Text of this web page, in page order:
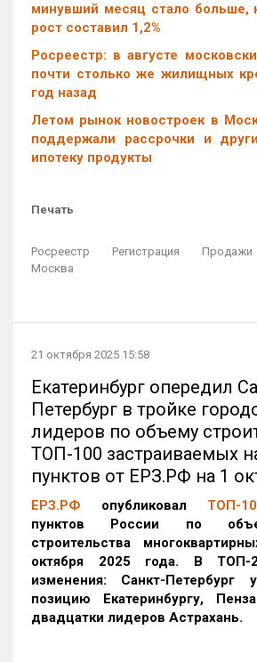
минувший месяц стало больше,
рост составил 1,2%
Росреестр: в августе
почти столько же жилищных
год назад
Летом рынок новостроек в
поддержали рассрочки и
ипотеку продукты
Печать
Росреестр Регистрация Продажи
Москва
21 октября 2025 15:58
Екатеринбург опередил
Петербург в тройке
лидеров по объему
ТОП-100 застраиваемых
пунктов от ЕРЗ.РФ на 1
ЕРЗ.РФ опубликовал ТОП-
пунктов России по
строительства
октября 2025 года. В ТОП-
изменения: Санкт-Петербург
позицию Екатеринбургу,
двадцатки лидеров Астрахань.